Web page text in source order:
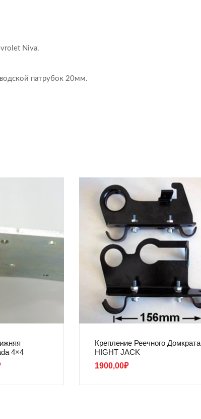
Niva.
патрубок 20мм.
4×4
Крепление Реечного Домкрата
HIGHT JACK
1900,00₽